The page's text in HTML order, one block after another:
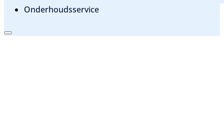
Onderhoudsservice